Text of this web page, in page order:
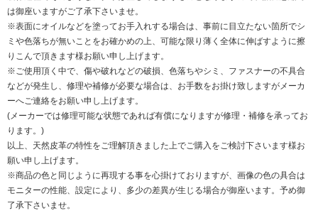
は御座いますがご了承下さいませ。
※表面にオイルなどを塗ってお手入れする場合は、事前に目立たない箇所でシ
ミや色落ちが無いことをお確かめの上、可能な限り薄く全体に伸ばすように擦
りこんで頂きます様お願い申し上げます。
※ご使用頂く中で、傷や破れなどの破損、色落ちやシミ、ファスナーの不具合
などが発生し、修理や補修が必要な場合は、お手数をお掛け致しますがメーカ
ーへご連絡をお願い申し上げます。
(メーカーでは修理可能な状態であれば有償になりますが修理・補修を承ってお
ります。)
以上、天然皮革の特性をご理解頂きました上でご購入をご検討下さいます様お
願い申し上げます。
※商品の色と同じように再現する事を心掛けておりますが、画像の色の具合は
モニターの性能、設定により、多少の差異が生じる場合が御座います。予め御
了承下さいませ。